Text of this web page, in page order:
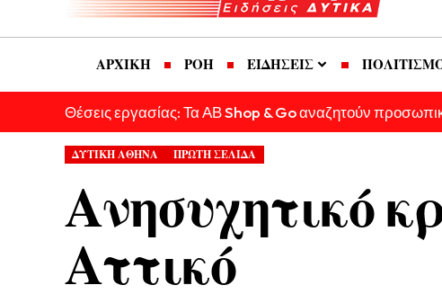
ΑΡΧΙΚΗ ΡΟΗ ΕΙΔΗΣΕΙΣ
Θέσεις εργασίας: Τα ΑΒ Shop & Go αναζητούν
ΔΥΤΙΚΗ ΑΘΗΝΑ ΠΡΩΤΗ ΣΕΛΙΔΑ
Ανησυχητικό
Αττικό